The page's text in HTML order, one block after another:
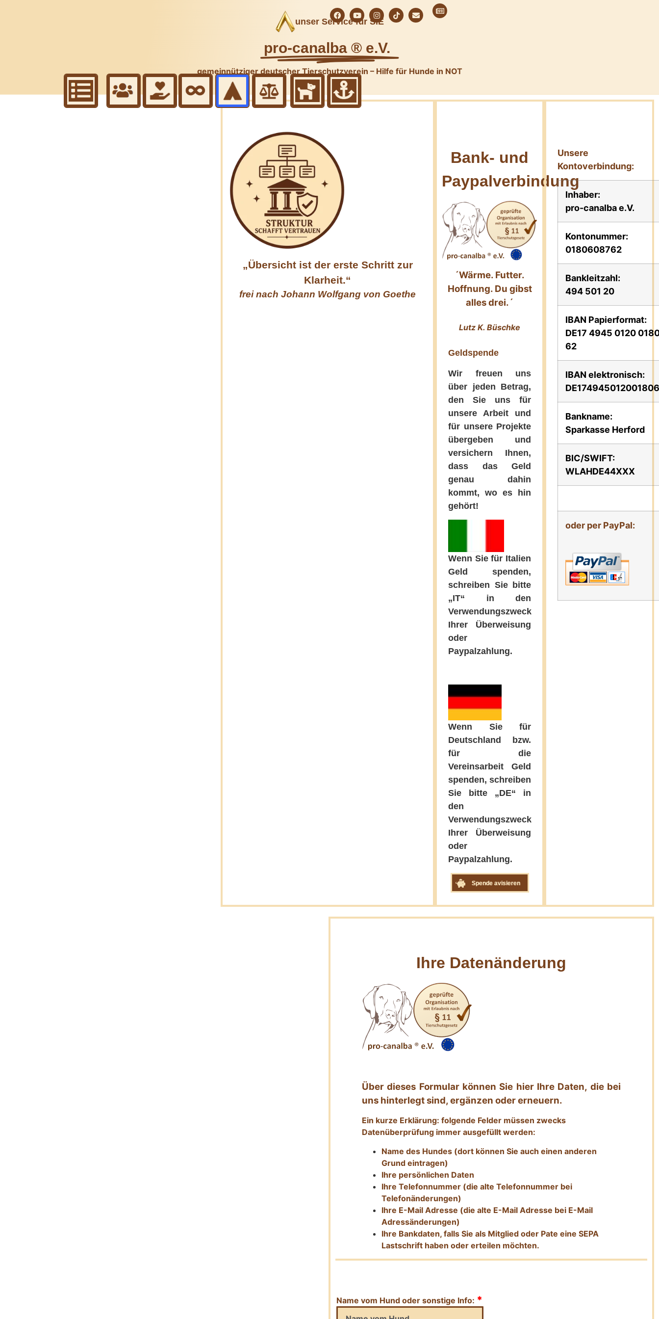
unser Service für SIE
pro-canalba ® e.V.
gemeinnütziger deutscher Tierschutzverein – Hilfe für Hunde in NOT
„Übersicht ist der erste Schritt zur
Klarheit.“
frei nachJohann Wolfgang von Goethe
Bank- und
Paypalverbindung
´Wärme. Futter.
Hoffnung. Du gibst
alles drei.´
Lutz K. Büschke
Geldspende
Wir freuen uns
über jeden Betrag,
den Sie uns für
unsere Arbeit und
für unsere Projekte
übergeben und
versichern Ihnen,
dass das Geld
genau dahin
kommt, wo es hin
gehört!
Wenn Sie für Italien
Geld spenden,
schreiben Sie bitte
„IT“ in den
Verwendungszweck
Ihrer Überweisung
oder
Paypalzahlung.
Wenn Sie für
Deutschland bzw.
für die
Vereinsarbeit Geld
spenden, schreiben
Sie bitte „DE“ in
den
Verwendungszweck
Ihrer Überweisung
oder
Paypalzahlung.
Spende avisieren
Unsere
Kontoverbindung:
Inhaber:
pro-canalba e.V.
Kontonummer:
0180608762
Bankleitzahl:
494 501 20
IBAN Papierformat:
DE17 4945 0120
62
IBAN elektronisch:
Bankname:
Sparkasse Herford
BIC/SWIFT:
WLAHDE44XXX
oder per PayPal:
Ihre Datenänderung
Über dieses Formular können Sie hier Ihre Daten, die bei
uns hinterlegt sind, ergänzen oder erneuern.
Ein kurze Erklärung: folgende Felder müssen zwecks
Datenüberprüfung immer ausgefüllt werden:
Name des Hundes (dort können Sie auch einen anderen
Grund eintragen)
Ihre persönlichen Daten
Ihre Telefonnummer (die alte Telefonnummer bei
Telefonänderungen)
Ihre E-Mail Adresse (die alte E-Mail Adresse bei E-Mail
Adressänderungen)
Ihre Bankdaten, falls Sie als Mitglied oder Pate eine SEPA
Lastschrift haben oder erteilen möchten.
Name vom Hund oder sonstige Info: *